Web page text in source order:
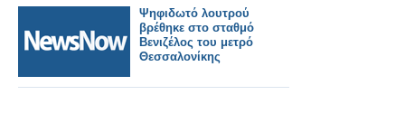
Ψηφιδωτό λουτρού
βρέθηκε στο σταθμό
Βενιζέλος του μετρό
Θεσσαλονίκης